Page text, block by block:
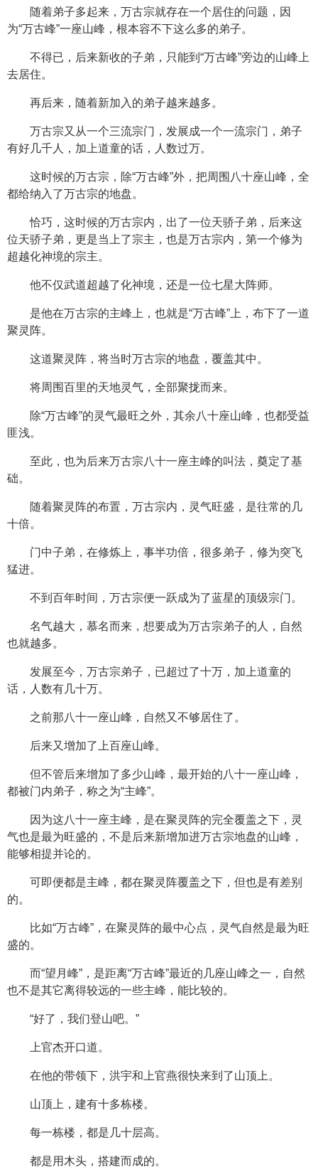
随着弟子多起来，万古宗就存在一个居住的问题，因
为“万古峰”一座山峰，根本容不下这么多的弟子。
不得已，后来新收的子弟，只能到“万古峰”旁边的山峰上
去居住。
再后来，随着新加入的弟子越来越多。
万古宗又从一个三流宗门，发展成一个一流宗门，弟子
有好几千人，加上道童的话，人数过万。
这时候的万古宗，除“万古峰”外，把周围八十座山峰，全
都给纳入了万古宗的地盘。
恰巧，这时候的万古宗内，出了一位天骄子弟，后来这
位天骄子弟，更是当上了宗主，也是万古宗内，第一个修为
超越化神境的宗主。
他不仅武道超越了化神境，还是一位七星大阵师。
是他在万古宗的主峰上，也就是“万古峰”上，布下了一道
聚灵阵。
这道聚灵阵，将当时万古宗的地盘，覆盖其中。
将周围百里的天地灵气，全部聚拢而来。
除“万古峰”的灵气最旺之外，其余八十座山峰，也都受益
匪浅。
至此，也为后来万古宗八十一座主峰的叫法，奠定了基
础。
随着聚灵阵的布置，万古宗内，灵气旺盛，是往常的几
十倍。
门中子弟，在修炼上，事半功倍，很多弟子，修为突飞
猛进。
不到百年时间，万古宗便一跃成为了蓝星的顶级宗门。
名气越大，慕名而来，想要成为万古宗弟子的人，自然
也就越多。
发展至今，万古宗弟子，已超过了十万，加上道童的
话，人数有几十万。
之前那八十一座山峰，自然又不够居住了。
后来又增加了上百座山峰。
但不管后来增加了多少山峰，最开始的八十一座山峰，
都被门内弟子，称之为“主峰”。
因为这八十一座主峰，是在聚灵阵的完全覆盖之下，灵
气也是最为旺盛的，不是后来新增加进万古宗地盘的山峰，
能够相提并论的。
可即便都是主峰，都在聚灵阵覆盖之下，但也是有差别
的。
比如“万古峰”，在聚灵阵的最中心点，灵气自然是最为旺
盛的。
而“望月峰”，是距离“万古峰”最近的几座山峰之一，自然
也不是其它离得较远的一些主峰，能比较的。
“好了，我们登山吧。”
上官杰开口道。
在他的带领下，洪宇和上官燕很快来到了山顶上。
山顶上，建有十多栋楼。
每一栋楼，都是几十层高。
都是用木头，搭建而成的。